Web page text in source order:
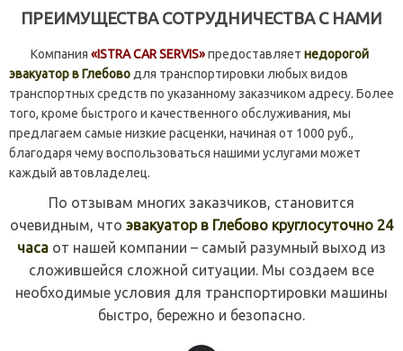
ПРЕИМУЩЕСТВА СОТРУДНИЧЕСТВА С НАМИ
Компания «ISTRA CAR SERVIS»предоставляет недорогой
эвакуатор в Глебоводля транспортировки любых видов
транспортных средств по указанному заказчиком адресу. Более
того, кроме быстрого и качественного обслуживания, мы
предлагаем самые низкие расценки, начиная от 1000 руб.,
благодаря чему воспользоваться нашими услугами может
каждый автовладелец.
По отзывам многих заказчиков, становится
очевидным, что эвакуатор в Глебово круглосуточно 24
часа от нашей компании – самый разумный выход из
сложившейся сложной ситуации. Мы создаем все
необходимые условия для транспортировки машины
быстро, бережно и безопасно.